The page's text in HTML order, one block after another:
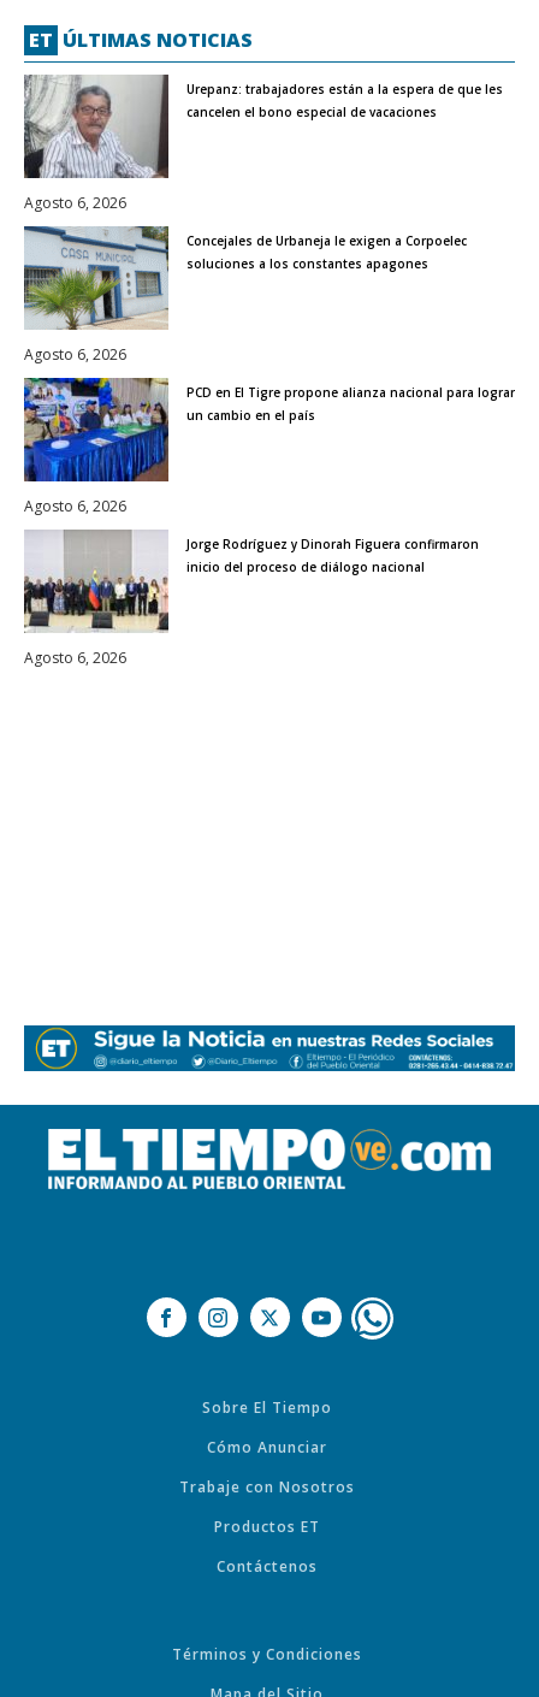
ET ÚLTIMAS NOTICIAS
Urepanz: trabajadores están a la espera de que les
cancelen el bono especial de vacaciones
Agosto 6, 2026
Concejales de Urbaneja le exigen a Corpoelec
soluciones a los constantes apagones
Agosto 6, 2026
PCD en El Tigre propone alianza nacional para lograr
un cambio en el país
Agosto 6, 2026
Jorge Rodríguez y Dinorah Figuera confirmaron
inicio del proceso de diálogo nacional
Agosto 6, 2026
Sobre El Tiempo
Cómo Anunciar
Trabaje con Nosotros
Productos ET
Contáctenos
Términos y Condiciones